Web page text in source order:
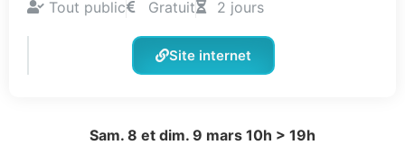
Tout public
Gratuit 2 jours
Site internet
Sam. 8 et dim. 9 mars 10h > 19h